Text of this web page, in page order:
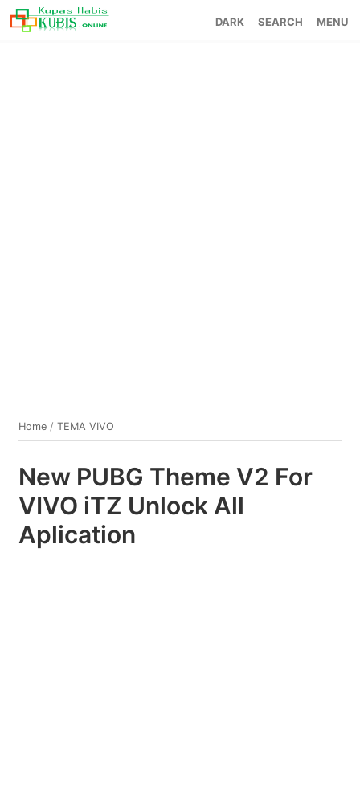
SEARCH MENU
Home /TEMA VIVO
New PUBG Theme V2 For
VIVO iTZ Unlock All
Aplication